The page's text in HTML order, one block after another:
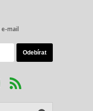
mail